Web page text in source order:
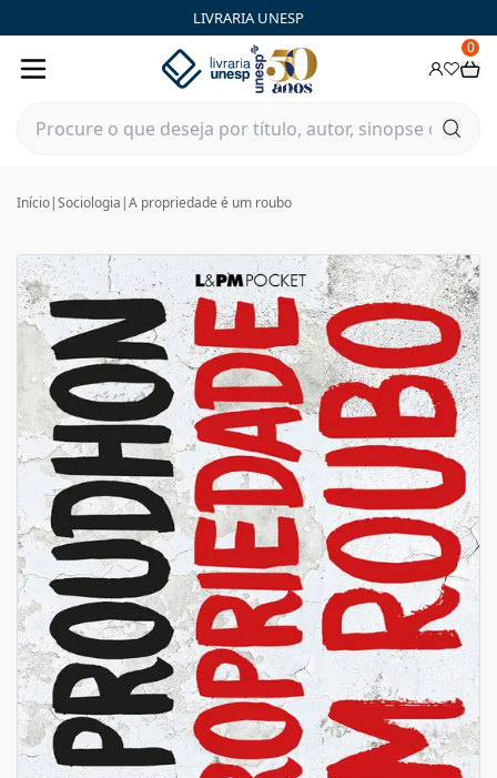
LIVRARIA UNESP
0
Início|Sociologia |A propriedade é um roubo